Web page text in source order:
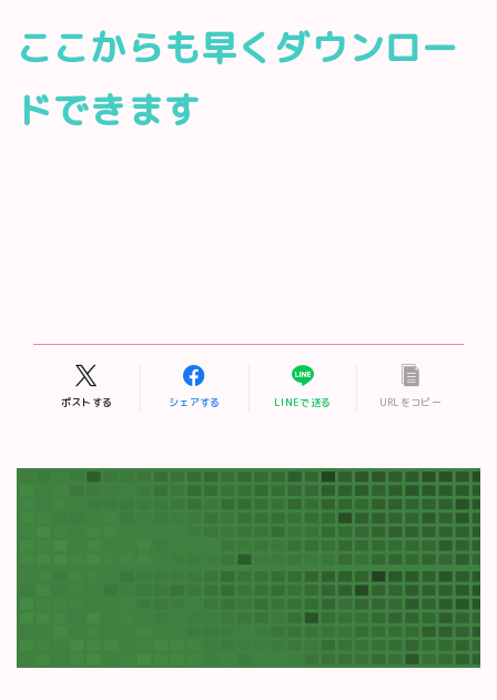
ここからも早くダウンロー
ドできます
ポストする シェアする LINEで送る URLをコピー